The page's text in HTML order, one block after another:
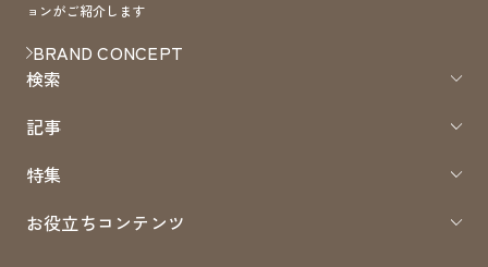
ョンがご紹介します
BRAND CONCEPT
検索
記事
特集
お役立ちコンテンツ